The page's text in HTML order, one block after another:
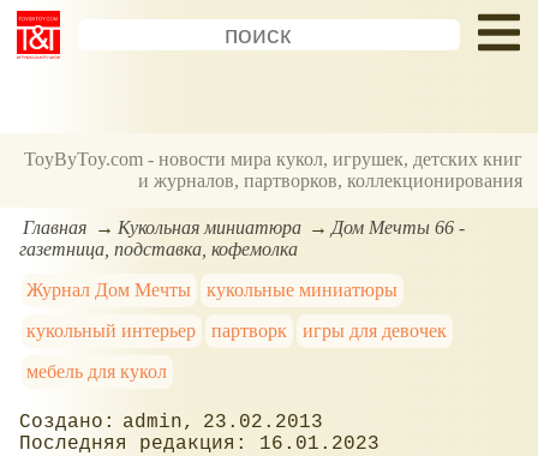
ToyByToy.com - новости мира кукол, игрушек, детских книг
и журналов, партворков, коллекционирования
Главная Кукольная миниатюра
Дом Мечты 66 -
газетница, подставка, кофемолка
Журнал Дом Мечты
кукольные миниатюры
кукольный интерьер
партворк
игры для девочек
мебель для кукол
admin
23.02.2013
16.01.2023